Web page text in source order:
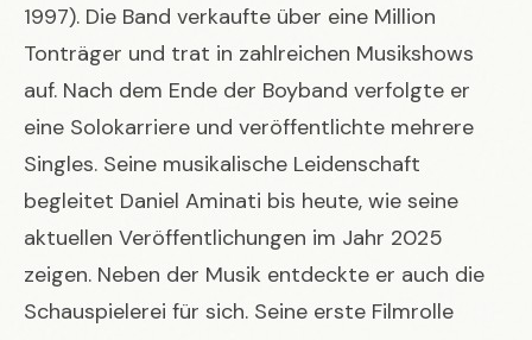
1997). Die Band verkaufte über eine Million
Tonträger und trat in zahlreichen Musikshows
auf. Nach dem Ende der Boyband verfolgte er
eine Solokarriere und veröffentlichte mehrere
Singles. Seine musikalische Leidenschaft
begleitet Daniel Aminati bis heute, wie seine
aktuellen Veröffentlichungen im Jahr 2025
zeigen. Neben der Musik entdeckte er auch die
Schauspielerei für sich. Seine erste Filmrolle